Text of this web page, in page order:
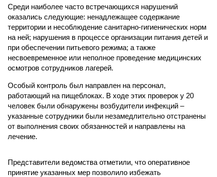
Среди наиболее часто встречающихся нарушений
оказались следующие: ненадлежащее содержание
территории и несоблюдение санитарно-гигиенических норм
на ней; нарушения в процессе организации питания детей и
при обеспечении питьевого режима; а также
несвоевременное или неполное проведение медицинских
осмотров сотрудников лагерей.
Особый контроль был направлен на персонал,
работающий на пищеблоках. В ходе этих проверок у 20
человек были обнаружены возбудители инфекций –
указанные сотрудники были незамедлительно отстранены
от выполнения своих обязанностей и направлены на
лечение.
Представители ведомства отметили, что оперативное
принятие указанных мер позволило избежать